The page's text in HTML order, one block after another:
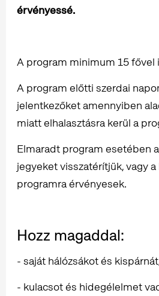
érvényessé.
A program minimum 15 fővel
A program előtti szerdai
jelentkezőket amennyiben
miatt elhalasztásra kerül a
Elmaradt program esetében
jegyeket visszatérítjük, vagy
programra érvényesek.
Hozz magaddal:
- saját hálózsákot és
- kulacsot és hidegélelmet